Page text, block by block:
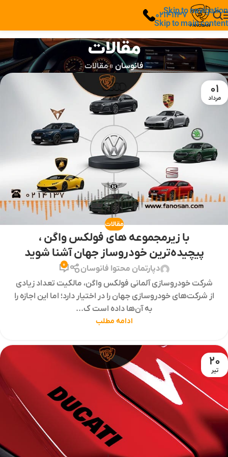
Skip to navigation
Skip to main content
02141137
مقالات
فانوسان »مقالات
01
مرداد
مقالات
با زیرمجموعه های فولکس واگن ،
پیچیده‌ترین خودروساز جهان آشنا شوید
دپارتمان محتوا فانوسان 0
شرکت خودروسازی آلمانی فولکس واگن، مالکیت تعداد زیادی
از شرکت‌های خودروسازی جهان را در اختیار دارد؛ اما این اجازه را
به آن‌ها داده است ک...
ادامه مطلب
20
تیر